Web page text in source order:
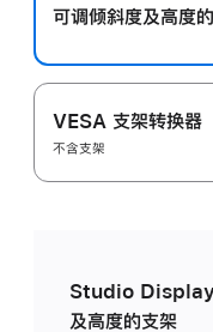
可调倾斜度及高‍度
VESA 支架转换器
不含支架
Studio Display
及高度的支架